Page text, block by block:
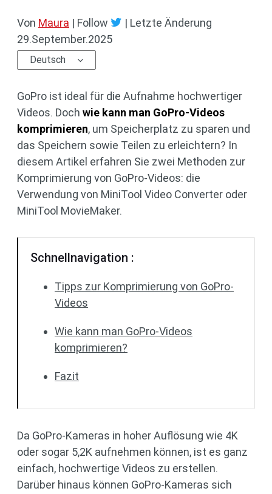
Von Maura | Follow | Letzte Änderung
29.September.2025
Deutsch
GoPro ist ideal für die Aufnahme hochwertiger
Videos. Doch wie kann man GoPro-Videos
komprimieren, um Speicherplatz zu sparen und
das Speichern sowie Teilen zu erleichtern? In
diesem Artikel erfahren Sie zwei Methoden zur
Komprimierung von GoPro-Videos: die
Verwendung von MiniTool Video Converter oder
MiniTool MovieMaker.
Schnellnavigation :
Tipps zur Komprimierung von GoPro-
Videos
Wie kann man GoPro-Videos
komprimieren?
Fazit
Da GoPro-Kameras in hoher Auflösung wie 4K
oder sogar 5,2K aufnehmen können, ist es ganz
einfach, hochwertige Videos zu erstellen.
Darüber hinaus können GoPro-Kameras sich